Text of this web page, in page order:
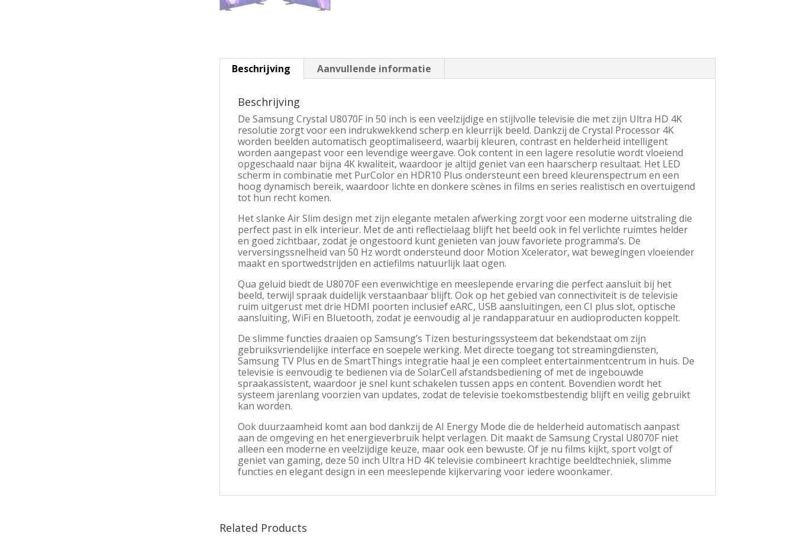
Beschrijving Aanvullende informatie
Beschrijving
De Samsung Crystal U8070F in 50 inch is een veelzijdige en stijlvolle televisie die met zijn Ultra HD 4K
resolutie zorgt voor een indrukwekkend scherp en kleurrijk beeld. Dankzij de Crystal Processor 4K
worden beelden automatisch geoptimaliseerd, waarbij kleuren, contrast en helderheid intelligent
worden aangepast voor een levendige weergave. Ook content in een lagere resolutie wordt vloeiend
opgeschaald naar bijna 4K kwaliteit, waardoor je altijd geniet van een haarscherp resultaat. Het LED
scherm in combinatie met PurColor en HDR10 Plus ondersteunt een breed kleurenspectrum en een
hoog dynamisch bereik, waardoor lichte en donkere scènes in films en series realistisch en overtuigend
tot hun recht komen.
Het slanke Air Slim design met zijn elegante metalen afwerking zorgt voor een moderne uitstraling die
perfect past in elk interieur. Met de anti reflectielaag blijft het beeld ook in fel verlichte ruimtes helder
en goed zichtbaar, zodat je ongestoord kunt genieten van jouw favoriete programma’s. De
verversingssnelheid van 50 Hz wordt ondersteund door Motion Xcelerator, wat bewegingen vloeiender
maakt en sportwedstrijden en actiefilms natuurlijk laat ogen.
Qua geluid biedt de U8070F een evenwichtige en meeslepende ervaring die perfect aansluit bij het
beeld, terwijl spraak duidelijk verstaanbaar blijft. Ook op het gebied van connectiviteit is de televisie
ruim uitgerust met drie HDMI poorten inclusief eARC, USB aansluitingen, een CI plus slot, optische
aansluiting, WiFi en Bluetooth, zodat je eenvoudig al je randapparatuur en audioproducten koppelt.
De slimme functies draaien op Samsung’s Tizen besturingssysteem dat bekendstaat om zijn
gebruiksvriendelijke interface en soepele werking. Met directe toegang tot streamingdiensten,
Samsung TV Plus en de SmartThings integratie haal je een compleet entertainmentcentrum in huis. De
televisie is eenvoudig te bedienen via de SolarCell afstandsbediening of met de ingebouwde
spraakassistent, waardoor je snel kunt schakelen tussen apps en content. Bovendien wordt het
systeem jarenlang voorzien van updates, zodat de televisie toekomstbestendig blijft en veilig gebruikt
kan worden.
Ook duurzaamheid komt aan bod dankzij de AI Energy Mode die de helderheid automatisch aanpast
aan de omgeving en het energieverbruik helpt verlagen. Dit maakt de Samsung Crystal U8070F niet
alleen een moderne en veelzijdige keuze, maar ook een bewuste. Of je nu films kijkt, sport volgt of
geniet van gaming, deze 50 inch Ultra HD 4K televisie combineert krachtige beeldtechniek, slimme
functies en elegant design in een meeslepende kijkervaring voor iedere woonkamer.
Related Products